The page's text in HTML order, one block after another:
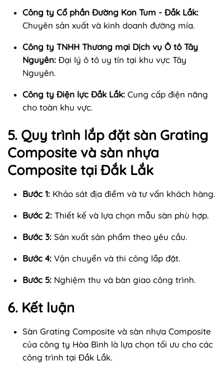
Công ty Cổ phần Đường Kon Tum - Đắk Lắk:
Chuyên sản xuất và kinh doanh đường mía.
Công ty TNHH Thương mại Dịch vụ Ô tô Tây
Nguyên: Đại lý ô tô uy tín tại khu vực Tây
Nguyên.
Công ty Điện lực Đắk Lắk: Cung cấp điện năng
cho toàn khu vực.
5. Quy trình lắp đặt sàn Grating
Composite và sàn nhựa
Composite tại Đắk Lắk
Bước 1: Khảo sát địa điểm và tư vấn khách hàng.
Bước 2: Thiết kế và lựa chọn mẫu sàn phù hợp.
Bước 3: Sản xuất sản phẩm theo yêu cầu.
Bước 4: Vận chuyển và thi công lắp đặt.
Bước 5: Nghiệm thu và bàn giao công trình.
6. Kết luận
Sàn Grating Composite và sàn nhựa Composite
của công ty Hòa Bình là lựa chọn tối ưu cho các
công trình tại Đắk Lắk.